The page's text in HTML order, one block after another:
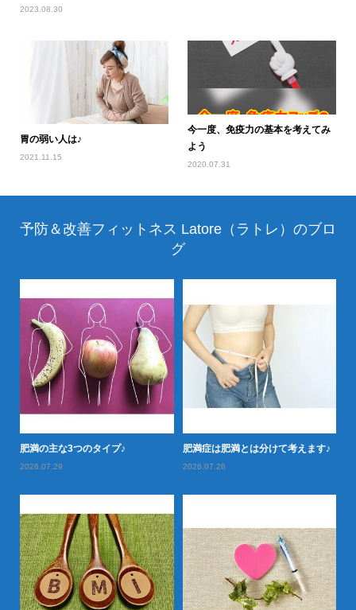
2023.08.30
胃の弱い人は♪
2021.11.15
今一度、免疫力の基本を考えてみ
よう
2020.07.31
予防＆改善フィットネス Latore（ラトレ）のブロ
グ
肥満の主な3つのタイプ♪
2026.07.29
肥満症は肥満とは分けて考えます♪
2026.07.26